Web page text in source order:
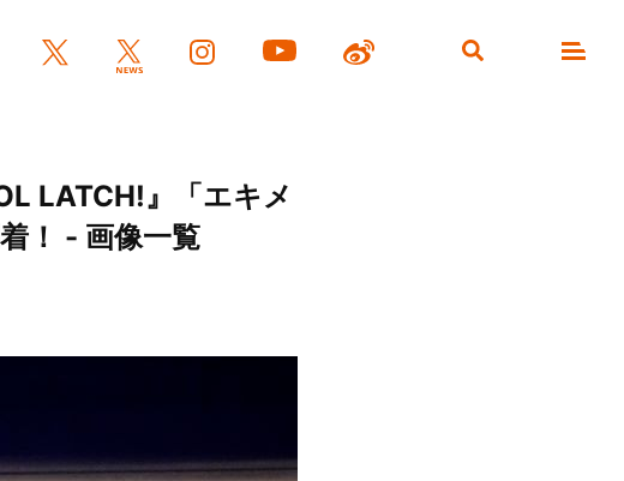
LATCH!』「エキメ
！ - 画像一覧